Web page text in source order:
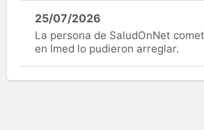
25/07/2026
La persona de SaludOnNet
en Imed lo pudieron arreglar.